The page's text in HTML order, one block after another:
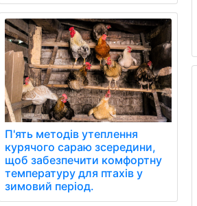
П'ять методів утеплення
курячого сараю зсередини,
щоб забезпечити комфортну
температуру для птахів у
зимовий період.